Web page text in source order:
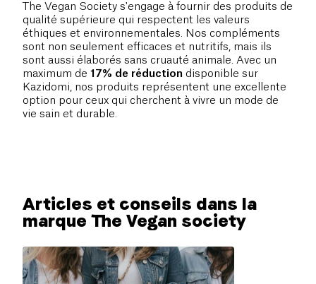
The Vegan Society s'engage à fournir des produits de
qualité supérieure qui respectent les valeurs
éthiques et environnementales. Nos compléments
sont non seulement efficaces et nutritifs, mais ils
sont aussi élaborés sans cruauté animale. Avec un
maximum de 17% de réduction disponible sur
Kazidomi, nos produits représentent une excellente
option pour ceux qui cherchent à vivre un mode de
vie sain et durable.
Articles et conseils dans la
marque The Vegan society